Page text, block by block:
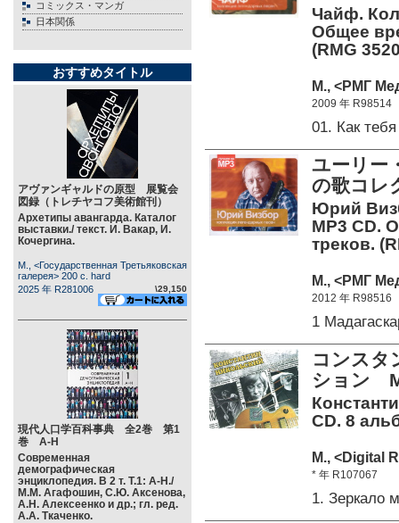
コミックス・マンガ
日本関係
おすすめタイトル
アヴァンギャルドの原型 展覧会
図録（トレチヤコフ美術館刊）
Архетипы авангарда. Каталог
выставки./ текст. И. Вакар, И.
Кочергина.
М., <Государственная Третьяковская
галерея> 200 c. hard
2025 年 R281006
\29,150
現代人口学百科事典 全2巻 第1
巻 А-Н
Современная
демографическая
энциклопедия. В 2 т. Т.1: А-Н./
М.М. Агафошин, С.Ю. Аксенова,
А.Н. Алексеенко и др.; гл. ред.
А.А. Ткаченко.
Чайф.
Общее
(RMG
М., <РМГ
2009 年 R98514
01. Как
ユーリー
の歌コ
Юрий
MP3 CD.
треков.
М., <РМГ
2012 年 R98516
1
コンス
ション
CD. 8
М., <Digital
* 年 R107067
1. Зеркало